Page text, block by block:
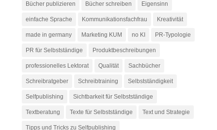
Bücher publizieren Bücher schreiben Eigensinn
einfache Sprache Kommunikationsfachfrau Kreativität
made in germany Marketing KUM no KI PR-Typologie
PR für Selbstständige Produktbeschreibungen
professionelles Lektorat Qualität Sachbücher
Schreibratgeber Schreibtraining Selbstständigkeit
Selfpublishing Sichtbarkeit für Selbstständige
Textberatung Texte für Selbstständige Text und Strategie
Tipps und Tricks zu Selfpublishing